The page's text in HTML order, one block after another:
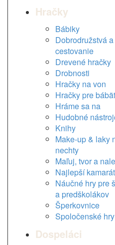
Hračky
Bábiky
Dobrodružstvá a
cestovanie
Drevené hračky
Drobnosti
Hračky na von
Hračky pre
Hráme sa na
Hudobné
Knihy
Make-up & laky
nechty
Maľuj, tvor a
Najlepší
Náučné hry pre
a predškolákov
Šperkovnice
Spoločenské hry
Dospeláci